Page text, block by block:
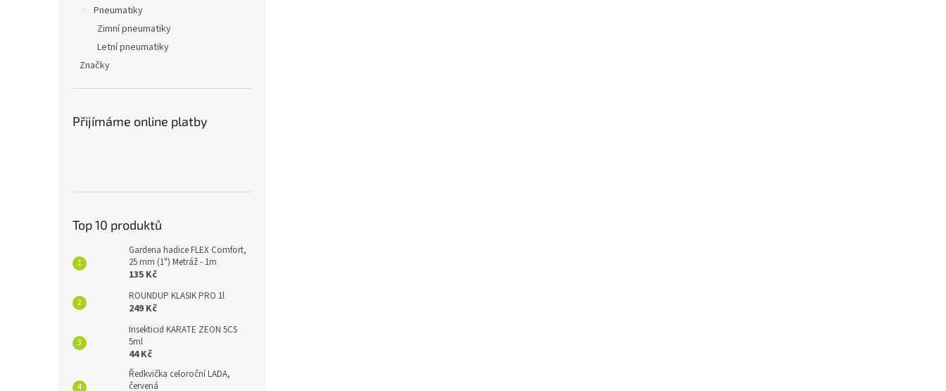
Pneumatiky
Zimní pneumatiky
Letní pneumatiky
Značky
Přijímáme online platby
Top 10 produktů
Gardena hadice FLEX Comfort,
25 mm (1") Metráž - 1m
135 Kč
ROUNDUP KLASIK PRO 1l
249 Kč
Insekticid KARATE ZEON 5CS
5ml
44 Kč
Ředkvička celoroční LADA,
červená